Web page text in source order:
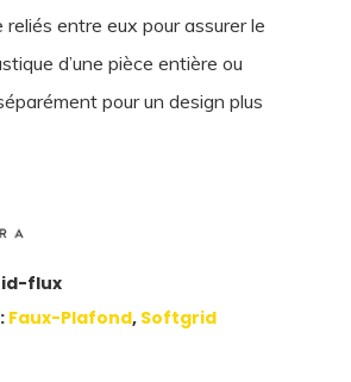
entre eux pour assurer le
d’une pièce entière ou
pour un design plus
flux
Faux-Plafond, Softgrid